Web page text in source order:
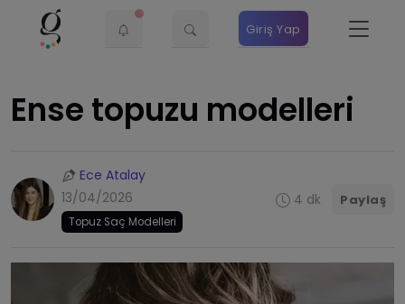
Giriş Yap
​Ense topuzu modelleri
Ece Atalay
13/04/2026
Topuz Saç Modelleri
4 dk Paylaş